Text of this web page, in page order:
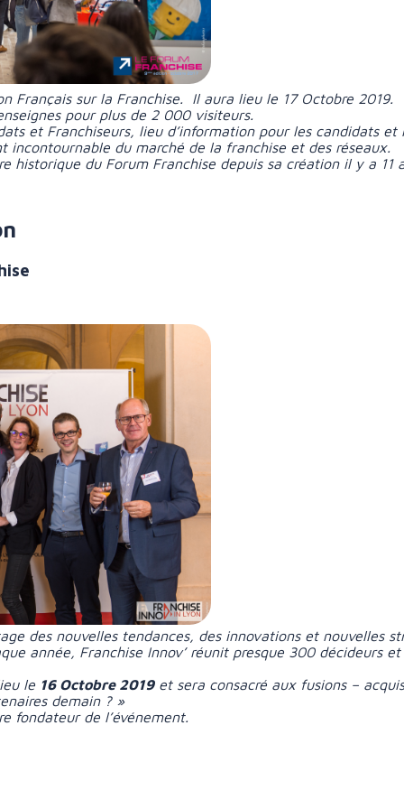
Français sur la Franchise. Il aura lieu le 17 Octobre 2019.
pour plus de 2 000 visiteurs.
et Franchiseurs, lieu d’information pour les candidats
incontournable du marché de la franchise et des réseaux.
historique du Forum Franchise depuis sa création il y a 11
des nouvelles tendances, des innovations et nouvelles
année, Franchise Innov’ réunit presque 300 décideurs
le 16 Octobre 2019et sera consacré aux fusions –
demain ? »
fondateur de l’événement.